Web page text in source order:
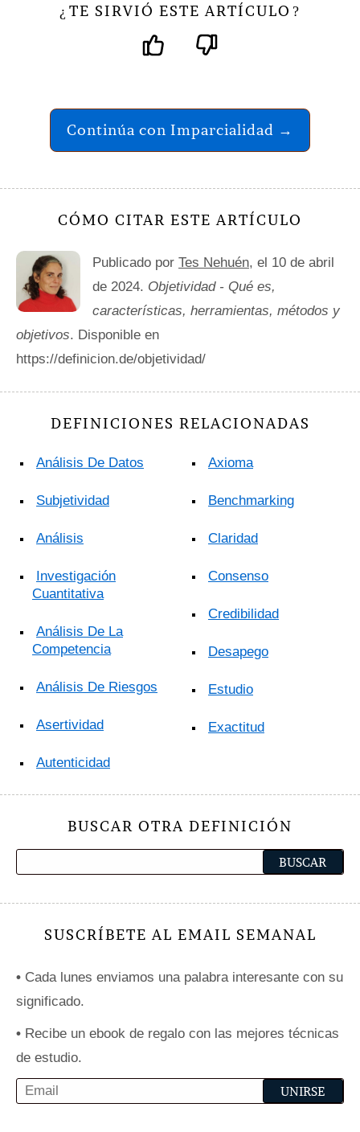
¿ TE SIRVIÓ ESTE ARTÍCULO ?
Continúa con Imparcialidad →
CÓMO CITAR ESTE ARTÍCULO
Publicado por Tes Nehuén, el 10 de abril
de 2024. Objetividad - Qué es,
características, herramientas, métodos y
objetivos. Disponible en
https://definicion.de/objetividad/
DEFINICIONES RELACIONADAS
Análisis De Datos
Subjetividad
Análisis
Investigación
Cuantitativa
Análisis De La
Competencia
Análisis De Riesgos
Asertividad
Autenticidad
Axioma
Benchmarking
Claridad
Consenso
Credibilidad
Desapego
Estudio
Exactitud
BUSCAR OTRA DEFINICIÓN
SUSCRÍBETE AL EMAIL SEMANAL
• Cada lunes enviamos una palabra interesante con su
significado.
• Recibe un ebook de regalo con las mejores técnicas
de estudio.